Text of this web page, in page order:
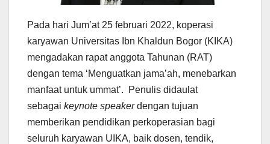
Pada hari Jum’at 25 februari 2022, koperasi
karyawan Universitas Ibn Khaldun Bogor (KIKA)
mengadakan rapat anggota Tahunan (RAT)
dengan tema ‘Menguatkan jama’ah, menebarkan
manfaat untuk ummat’. Penulis didaulat
sebagai keynote speakerdengan tujuan
memberikan pendidikan perkoperasian bagi
seluruh karyawan UIKA, baik dosen, tendik,